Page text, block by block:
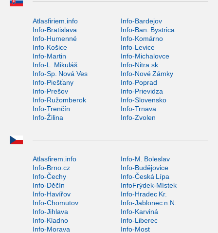
Atlasfiriem.info
Info-Bardejov
Info-Bratislava
Info-Ban. Bystrica
Info-Humenné
Info-Komárno
Info-Košice
Info-Levice
Info-Martin
Info-Michalovce
Info-L. Mikuláš
Info-Nitra.sk
Info-Sp. Nová Ves
Info-Nové Zámky
Info-Piešťany
Info-Poprad
Info-Prešov
Info-Prievidza
Info-Ružomberok
Info-Slovensko
Info-Trenčín
Info-Trnava
Info-Žilina
Info-Zvolen
Atlasfirem.info
Info-M. Boleslav
Info-Brno.cz
Info-Budějovice
Info-Čechy
Info-Česká Lípa
Info-Děčín
InfoFrýdek-Místek
Info-Havířov
Info-Hradec Kr.
Info-Chomutov
Info-Jablonec n.N.
Info-Jihlava
Info-Karviná
Info-Kladno
Info-Liberec
Info-Morava
Info-Most